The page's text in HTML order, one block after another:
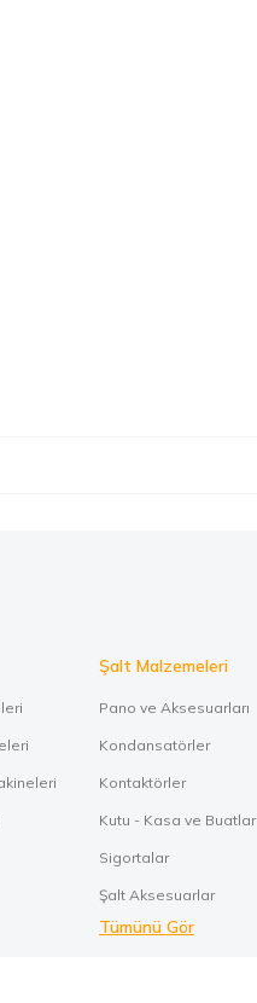
Şalt Malzemeleri
Pano ve Aksesuarları
Kondansatörler
Kontaktörler
Kutu - Kasa ve Buatlar
Sigortalar
Şalt Aksesuarlar
Tümünü Gör